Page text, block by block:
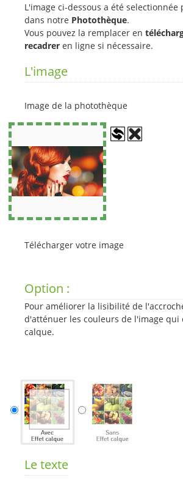
L'image ci-dessous a été
dans notre Photothèque.
Vous pouvez la remplacer en
recadrer en ligne si nécessaire.
L'image
Image de la photothèque
Télécharger votre image
Option :
Pour améliorer la lisibilité de
d'atténuer les couleurs de l'image
calque.
Le texte